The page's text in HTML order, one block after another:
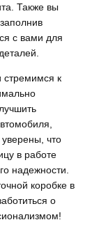
Также вы
с вами для
стремимся к
что
в работе
надежности.
коробке в
о